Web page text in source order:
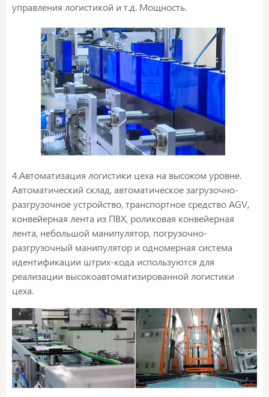
управления логистикой и т.д. Мощность.
4.Автоматизация логистики цеха на высоком уровне.
Автоматический склад, автоматическое загрузочно-
разгрузочное устройство, транспортное средство AGV,
конвейерная лента из ПВХ, роликовая конвейерная
лента, небольшой манипулятор, погрузочно-
разгрузочный манипулятор и одномерная система
идентификации штрих-кода используются для
реализации высокоавтоматизированной логистики
цеха.